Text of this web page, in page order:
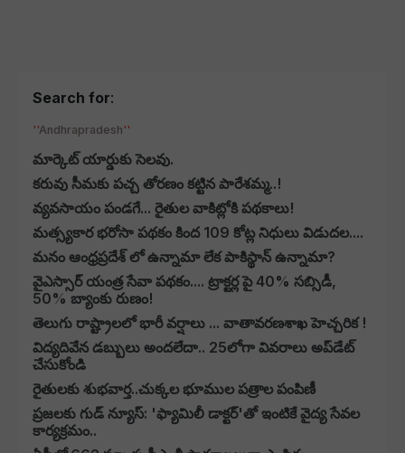
Search for:
Andhrapradesh
మార్కెట్‌ యార్డుకు సెలవు.
కరువు సీమకు పచ్చ తోరణం కట్టిన పారేశమ్మ..!
వ్యవసాయం పండగే... రైతుల వాకిట్లోకి పథకాలు!
మత్స్యకార భరోసా పథకం కింద 109 కోట్ల నిధులు విడుదల....
మనం ఆంధ్రప్రదేశ్ లో ఉన్నామా లేక పాకిస్థాన్ ఉన్నామా?
వైఎస్సార్ యంత్ర సేవా పథకం.... ట్రాక్టర్ల పై 40% సబ్సిడీ,
50% బ్యాంకు రుణం!
తెలుగు రాష్ట్రాలలో భారీ వర్షాలు ... వాతావరణశాఖ హెచ్చరిక !
విద్యదివేన డబ్బులు అందలేదా.. 25లోగా వివరాలు అప్‌డేట్‌
చేసుకోండి
రైతులకు శుభవార్త..చుక్కల భూముల పత్రాల పంపిణీ
ప్రజలకు గుడ్ న్యూస్: 'ఫ్యామిలీ డాక్టర్‌'తో ఇంటికే వైద్య సేవల
కార్యక్రమం..